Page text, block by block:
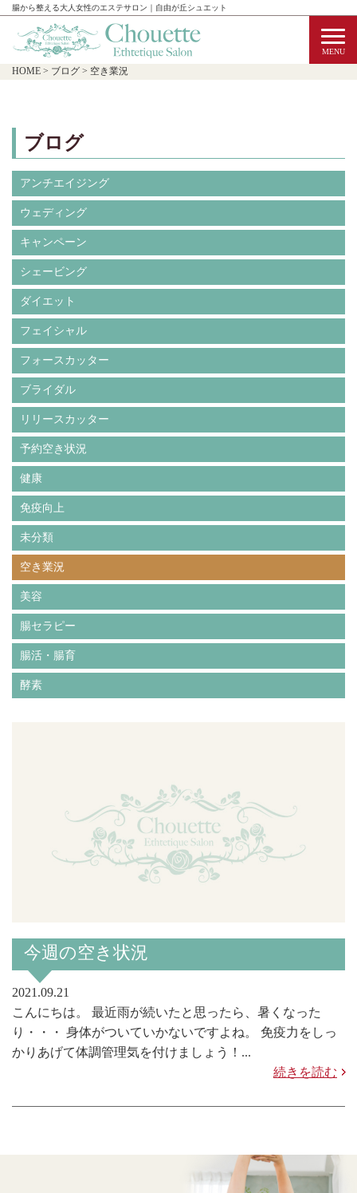
腸から整える大人女性のエステサロン｜自由が丘シュエット
HOME > ブログ > 空き業況
ブログ
アンチエイジング
ウェディング
キャンペーン
シェービング
ダイエット
フェイシャル
フォースカッター
ブライダル
リリースカッター
予約空き状況
健康
免疫向上
未分類
空き業況
美容
腸セラピー
腸活・腸育
酵素
今週の空き状況
2021.09.21
こんにちは。 最近雨が続いたと思ったら、暑くなった
り・・・ 身体がついていかないですよね。 免疫力をしっ
かりあげて体調管理気を付けましょう！...
続きを読む